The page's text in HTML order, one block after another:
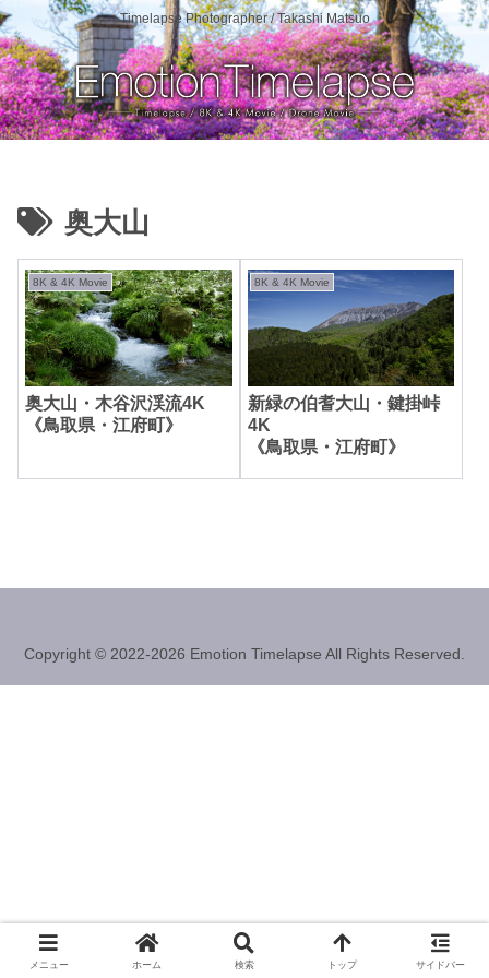
Timelapse Photographer / Takashi Matsuo
奥大山
8K & 4K Movie
奥大山・木谷沢渓流4K
《鳥取県・江府町》
8K & 4K Movie
新緑の伯耆大山・鍵掛峠
4K
《鳥取県・江府町》
Copyright © 2022-2026 Emotion Timelapse All Rights Reserved.
メニュー ホーム 検索 トップ サイドバー